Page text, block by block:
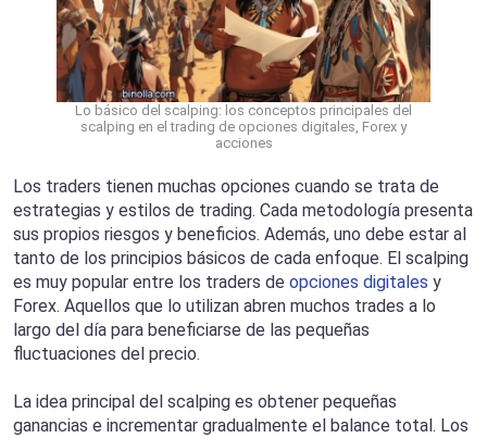
Lo básico del scalping: los conceptos principales del
scalping en el trading de opciones digitales, Forex y
acciones
Los traders tienen muchas opciones cuando se trata de
estrategias y estilos de trading. Cada metodología presenta
sus propios riesgos y beneficios. Además, uno debe estar al
tanto de los principios básicos de cada enfoque. El scalping
es muy popular entre los traders de opciones digitales y
Forex. Aquellos que lo utilizan abren muchos trades a lo
largo del día para beneficiarse de las pequeñas
fluctuaciones del precio.
La idea principal del scalping es obtener pequeñas
ganancias e incrementar gradualmente el balance total. Los